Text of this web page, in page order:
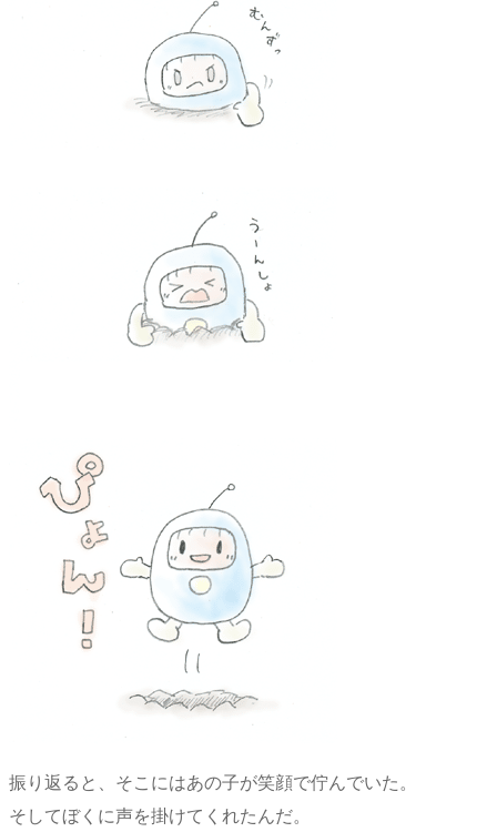
振り返ると、そこにはあの子が笑顔で佇んでいた。
そしてぼくに声を掛けてくれたんだ。